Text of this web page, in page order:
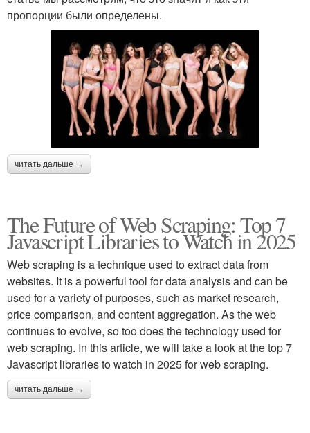
пропорции были определены.
читать дальше →
The Future of Web Scraping: Top 7
Javascript Libraries to Watch in 2025
Web scraping is a technique used to extract data from
websites. It is a powerful tool for data analysis and can be
used for a variety of purposes, such as market research,
price comparison, and content aggregation. As the web
continues to evolve, so too does the technology used for
web scraping. In this article, we will take a look at the top 7
Javascript libraries to watch in 2025 for web scraping.
читать дальше →